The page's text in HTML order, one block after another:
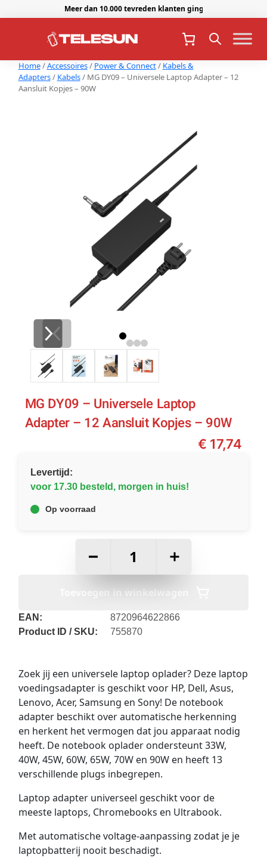
Meer dan 10.000 tevreden klanten gingen je voor.
Home/Accessoires/ Power & Connect/ Kabels &
Adapters/ Kabels/ MG DY09 – Universele Laptop Adapter – 12
Aansluit Kopjes – 90W
MG DY09 – Universele Laptop
Adapter – 12 Aansluit Kopjes – 90W
€ 17,74
Levertijd:
voor 17.30 besteld, morgen in huis!
Op voorraad
+
Toevoegen in winkelwagen
EAN:
8720964622866
Product ID / SKU:
755870
Zoek jij een universele laptop oplader? Deze laptop
voedingsadapter is geschikt voor HP, Dell, Asus,
Lenovo, Acer, Samsung en Sony! De notebook
adapter beschikt over automatische herkenning
en herkent het vermogen dat jou apparaat nodig
heeft. De notebook oplader ondersteunt 33W,
40W, 45W, 60W, 65W, 70W en 90W en heeft 13
verschillende plugs inbegrepen.
Laptop adapter universeel geschikt voor de
meeste laptops, Chromebooks en Ultrabook.
Met automatische voltage-aanpassing zodat je je
laptopbatterij nooit beschadigt.